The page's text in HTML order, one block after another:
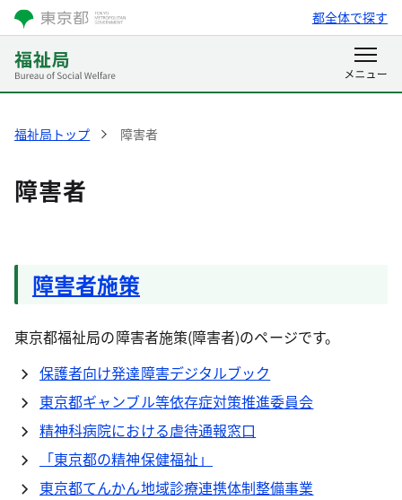
都全体で探す
福祉局トップ 障害者
障害者
障害者施策
東京都福祉局の障害者施策(障害者)のページです。
保護者向け発達障害デジタルブック
東京都ギャンブル等依存症対策推進委員会
精神科病院における虐待通報窓口
「東京都の精神保健福祉」
東京都てんかん地域診療連携体制整備事業